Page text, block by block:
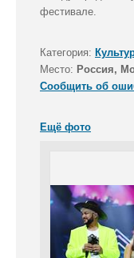
фестивале.
Категория:
Место: Россия,
Сообщить об
Ещё фото